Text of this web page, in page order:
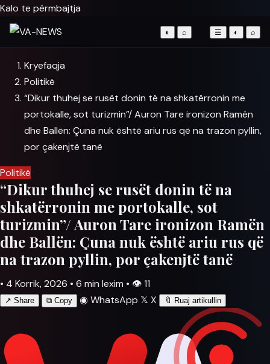
Kalo te përmbajtja
◐ ⌕ ☰ ◐ ⌕
Kryefaqja
Politikë
“Dikur thuhej se rusët donin të na shkatërronin me
portokalle, sot turizmin”/ Auron Tare ironizon Ramën
dhe Ballën: Çuna nuk është ariu rus që na trazon pyllin,
por çakenjtë tanë
Politikë
“Dikur thuhej se rusët donin të na
shkatërronin me portokalle, sot
turizmin”/ Auron Tare ironizon Ramën
dhe Ballën: Çuna nuk është ariu rus që
na trazon pyllin, por çakenjtë tanë
• 4 Korrik, 2026 • 6 min lexim • 👁11
↗ Share ⧉ Copy ◉ WhatsApp 𝕏 X 🔖 Ruaj artikullin